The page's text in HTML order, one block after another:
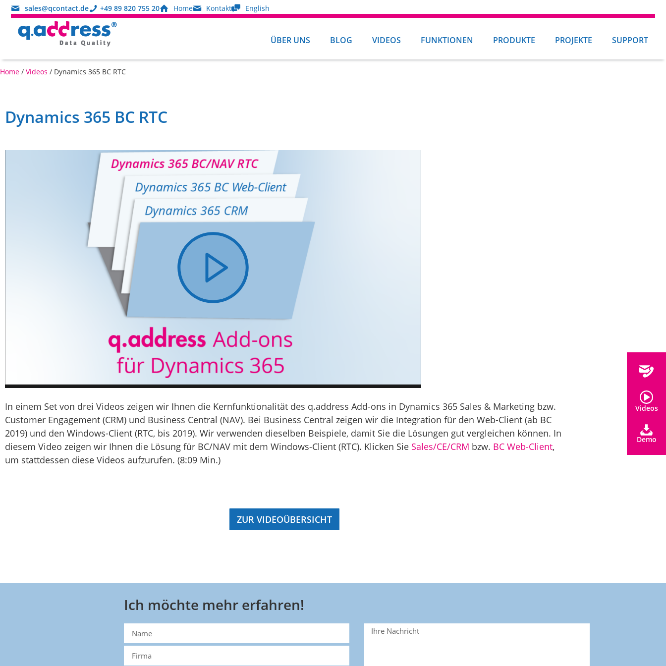
sales@qcontact.de +49 89 820 755 20 Home Kontakt English
ÜBER UNS BLOG VIDEOS FUNKTIONEN PRODUKTE PROJEKTE SUPPORT
Home / Videos / Dynamics 365 BC RTC
Dynamics 365 BC RTC
In einem Set von drei Videos zeigen wir Ihnen die Kernfunktionalität des q.address Add-ons in Dynamics 365 Sales & Marketing bzw.
Customer Engagement (CRM) und Business Central (NAV). Bei Business Central zeigen wir die Integration für den Web-Client (ab BC
2019) und den Windows-Client (RTC, bis 2019). Wir verwenden dieselben Beispiele, damit Sie die Lösungen gut vergleichen können. In
diesem Video zeigen wir Ihnen die Lösung für BC/NAV mit dem Windows-Client (RTC). Klicken Sie Sales/CE/CRM bzw. BC Web-Client,
um stattdessen diese Videos aufzurufen. (8:09 Min.)
ZUR VIDEOÜBERSICHT
Ich möchte mehr erfahren!
Videos
Demo